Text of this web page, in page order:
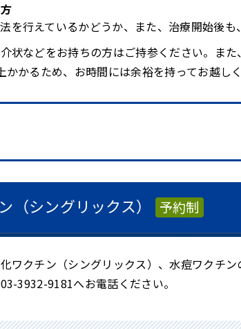
を行えているかどうか、また、治療開始後も
状などをお持ちの方はご持参ください。ま
かるため、お時間には余裕を持ってお越しく
（シングリックス） 予約制
ワクチン（シングリックス）、水痘ワクチン
03-3932-9181へお電話ください。